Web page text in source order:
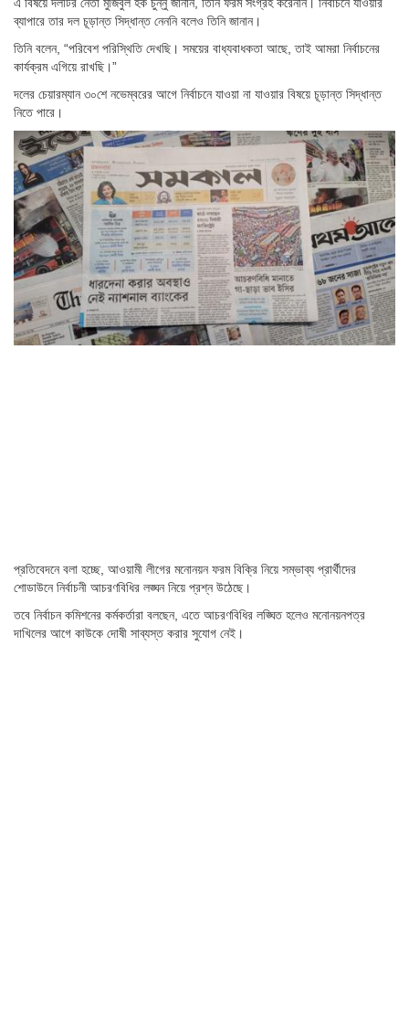
ব্যাপারে তার দল চূড়ান্ত সিদ্ধান্ত নেননি বলেও তিনি জানান।
তিনি বলেন, “পরিবেশ পরিস্থিতি দেখছি। সময়ের বাধ্যবাধকতা আছে, তাই আমরা নির্বাচনের
কার্যক্রম এগিয়ে রাখছি।”
দলের চেয়ারম্যান ৩০শে নভেম্বরের আগে নির্বাচনে যাওয়া না যাওয়ার বিষয়ে চূড়ান্ত সিদ্ধান্ত
নিতে পারে।
প্রতিবেদনে বলা হচ্ছে, আওয়ামী লীগের মনোনয়ন ফরম বিক্রি নিয়ে সম্ভাব্য প্রার্থীদের
শোডাউনে নির্বাচনী আচরণবিধির লঙ্ঘন নিয়ে প্রশ্ন উঠেছে।
তবে নির্বাচন কমিশনের কর্মকর্তারা বলছেন, এতে আচরণবিধির লঙ্ঘিত হলেও মনোনয়নপত্র
দাখিলের আগে কাউকে দোষী সাব্যস্ত করার সুযোগ নেই।